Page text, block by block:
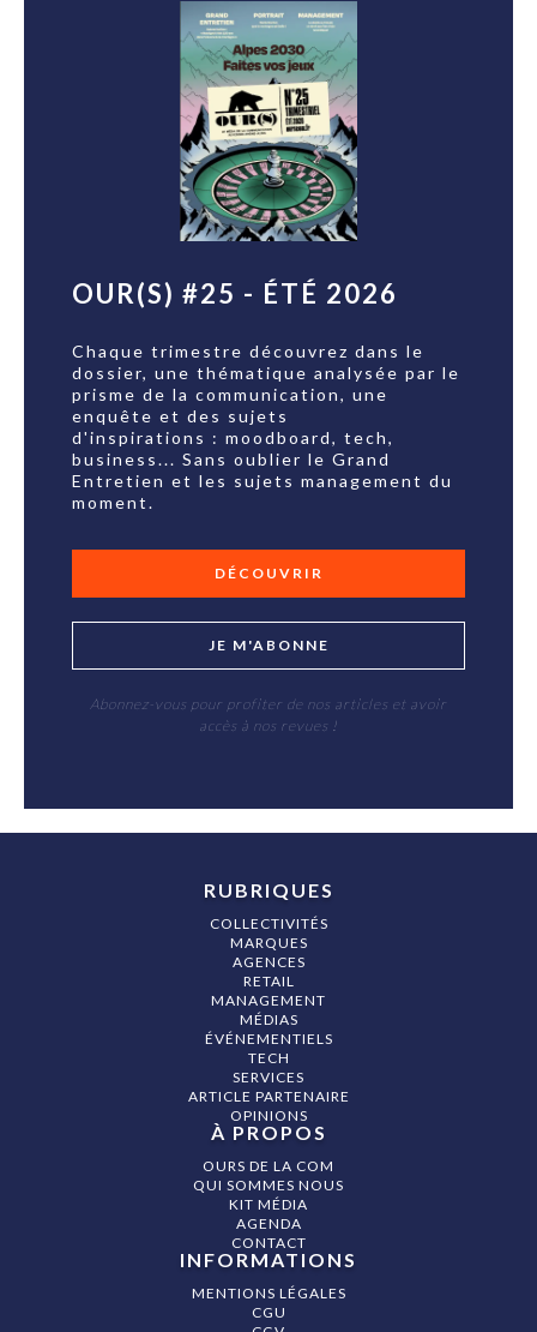
OUR(S) #25 - ÉTÉ 2026
Chaque trimestre découvrez dans le
dossier, une thématique analysée par le
prisme de la communication, une
enquête et des sujets
d'inspirations : moodboard, tech,
business... Sans oublier le Grand
Entretien et les sujets management du
moment.
DÉCOUVRIR
JE M'ABONNE
Abonnez-vous pour profiter de nos articles et avoir
accès à nos revues !
RUBRIQUES
COLLECTIVITÉS
MARQUES
AGENCES
RETAIL
MANAGEMENT
MÉDIAS
ÉVÉNEMENTIELS
TECH
SERVICES
ARTICLE PARTENAIRE
OPINIONS
À PROPOS
OURS DE LA COM
QUI SOMMES NOUS
KIT MÉDIA
AGENDA
CONTACT
INFORMATIONS
MENTIONS LÉGALES
CGU